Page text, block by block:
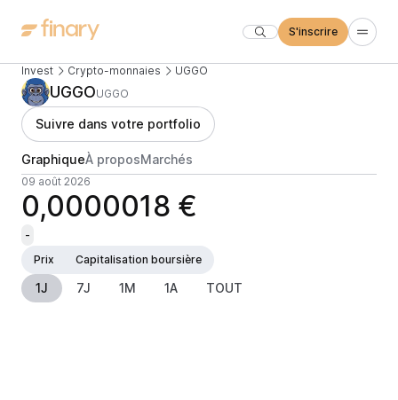
S'inscrire
Invest Crypto-monnaies UGGO
UGGOUGGO
Suivre dans votre portfolio
GraphiqueÀ proposMarchés
09 août 2026
0,0000018 €
-
Prix
Capitalisation boursière
1J 7J 1M 1A TOUT